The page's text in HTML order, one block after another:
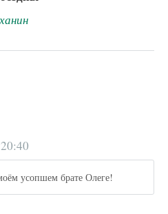
усопшем брате Олеге!